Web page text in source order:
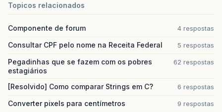
Topicos relacionados
Componente de forum 4 respostas
Consultar CPF pelo nome na Receita Federal 5 respostas
Pegadinhas que se fazem com os pobres
estagiários
62 respostas
[Resolvido] Como comparar Strings em C? 6 respostas
Converter pixels para centímetros 9 respostas